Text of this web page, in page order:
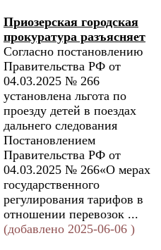
Приозерская городская
прокуратура разъясняет
Согласно постановлению
Правительства РФ от
04.03.2025 № 266
установлена льгота по
проезду детей в поездах
дальнего следования
Постановлением
Правительства РФ от
04.03.2025 № 266«О мерах
государственного
регулирования тарифов в
отношении перевозок ...
(добавлено 2025-06-06 )